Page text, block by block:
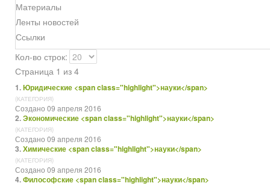
Материалы
Ленты новостей
Ссылки
Кол-во строк:
Страница 1 из 4
1.Юридические <span class="highlight">науки</span>
(КАТЕГОРИЯ)
Создано 09 апреля 2016
2.Экономические <span class="highlight">науки</span>
(КАТЕГОРИЯ)
Создано 09 апреля 2016
3.Химические <span class="highlight">науки</span>
(КАТЕГОРИЯ)
Создано 09 апреля 2016
4.Философские <span class="highlight">науки</span>